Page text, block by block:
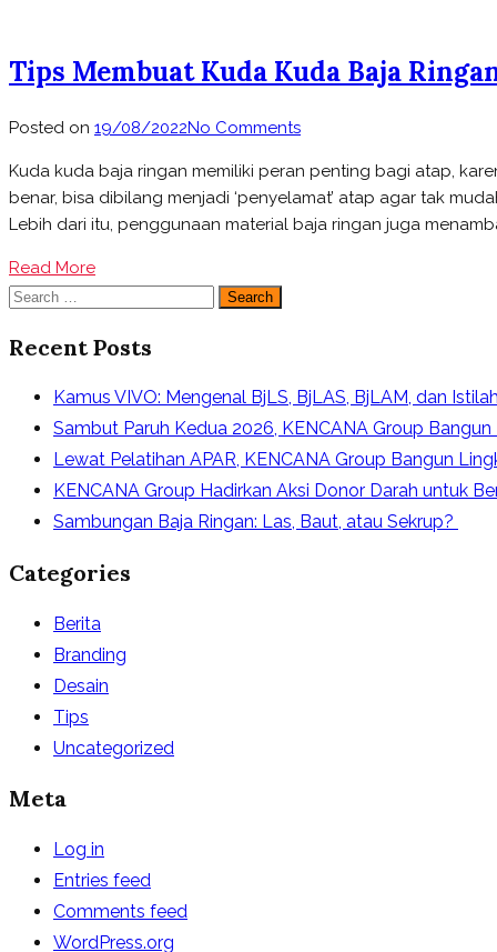
Tips Membuat Kuda Kuda Baja
Posted on 19/08/2022No Commentson
Membuat
Kuda
Kuda
Kuda kuda baja ringan memiliki peran penting bagi atap,
benar, bisa dibilang menjadi ‘penyelamat’ atap agar tak
Lebih dari itu, penggunaan material baja ringan juga
Read More
Search
Recent Posts
Kamus VIVO: Mengenal BjLS, BjLAS, BjLAM, dan
Sambut Paruh Kedua 2026, KENCANA Group
Lewat Pelatihan APAR, KENCANA Group Bangun
KENCANA Group Hadirkan Aksi Donor Darah untuk
Sambungan Baja Ringan: Las, Baut, atau Sekrup?
Categories
Berita
Branding
Desain
Tips
Uncategorized
Meta
Log in
Entries feed
Comments feed
WordPress.org